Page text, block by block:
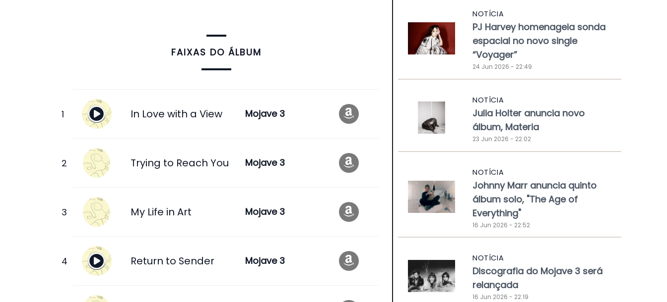
FAIXAS DO ÁLBUM
In Love with a View Mojave 3
Trying to Reach You Mojave 3
My Life in Art Mojave 3
Return to Sender Mojave 3
NOTÍCIA
PJ Harvey homenageia sonda
espacial no novo single
“Voyager”
24 Jun 2026 - 22:49
NOTÍCIA
Julia Holter anuncia novo
álbum, Materia
23 Jun 2026 - 22:02
NOTÍCIA
Johnny Marr anuncia quinto
álbum solo, "The Age of
Everything"
16 Jun 2026 - 22:52
NOTÍCIA
Discografia do Mojave 3 será
relançada
16 Jun 2026 - 22:19